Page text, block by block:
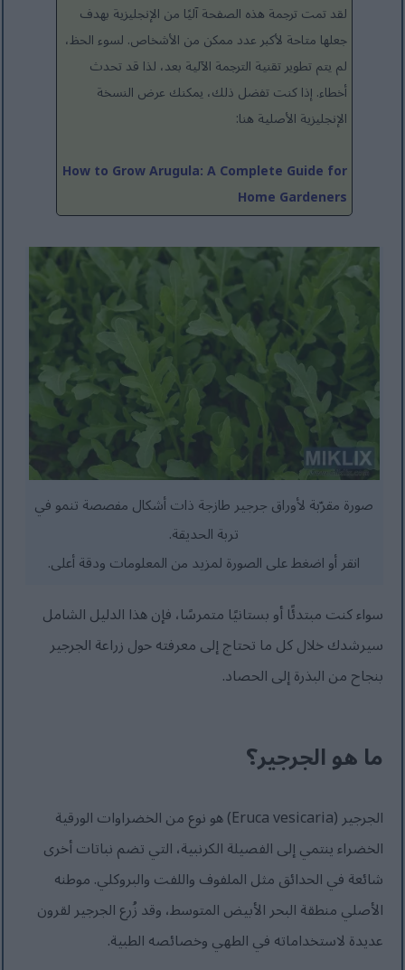
لقد تمت ترجمة هذه الصفحة آليًا من الإنجليزية بهدف
جعلها متاحة لأكبر عدد ممكن من الأشخاص. لسوء الحظ،
لم يتم تطوير تقنية الترجمة الآلية بعد، لذا قد تحدث
أخطاء. إذا كنت تفضل ذلك، يمكنك عرض النسخة
الإنجليزية الأصلية هنا:
How to Grow Arugula: A Complete Guide for
Home Gardeners
صورة مقرّبة لأوراق جرجير طازجة ذات أشكال مفصصة تنمو في
تربة الحديقة.
انقر أو اضغط على الصورة لمزيد من المعلومات ودقة أعلى.
سواء كنت مبتدئًا أو بستانيًا متمرسًا، فإن هذا الدليل الشامل
سيرشدك خلال كل ما تحتاج إلى معرفته حول زراعة الجرجير
بنجاح من البذرة إلى الحصاد.
ما هو الجرجير؟
الجرجير (Eruca vesicaria) هو نوع من الخضراوات الورقية
الخضراء ينتمي إلى الفصيلة الكرنبية، التي تضم نباتات أخرى
شائعة في الحدائق مثل الملفوف واللفت والبروكلي. موطنه
الأصلي منطقة البحر الأبيض المتوسط، وقد زُرع الجرجير لقرون
عديدة لاستخداماته في الطهي وخصائصه الطبية.